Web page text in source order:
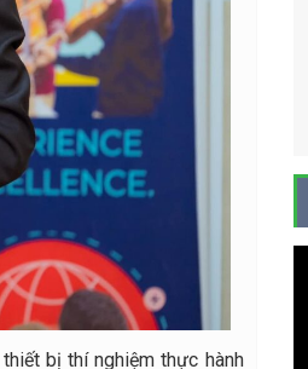
bị thí nghiệm thực hành